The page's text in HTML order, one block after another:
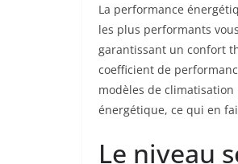
La performance
les plus performants
garantissant un confort
coefficient de
modèles de
énergétique, ce qui en
Le niveau